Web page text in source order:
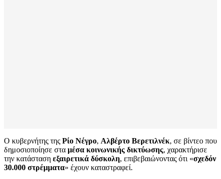
Ο κυβερνήτης της Ρίο Νέγρο, Αλβέρτο Βερετιλνέκ, σε βίντεο που
δημοσιοποίησε στα μέσα κοινωνικής δικτύωσης, χαρακτήρισε
την κατάσταση εξαιρετικά δύσκολη, επιβεβαιώνοντας ότι «σχεδόν
30.000 στρέμματα» έχουν καταστραφεί.